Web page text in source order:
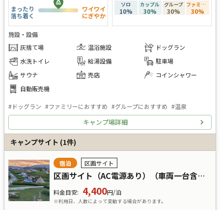
まったり
落ち着く
ワイワイ
にぎやか
ソロ
10%
カップル
30%
グループ
30%
ファミリー
30%
施設・設備
灰捨て場
温浴施設
ドッグラン
水洗トイレ
給湯設備
駐車場
サウナ
売店
コインシャワー
自動販売機
#ドッグラン #ファミリーにおすすめ #グループにおすすめ #温泉
キャンプ場詳細
キャンプサイト (1件)
宿泊 区画サイト
区画サイト（AC電源あり）（車両一台含む）ペット不可・キャンピングカー5Mまで可：E-1～E-6
料金目安: 4,400円/泊
※利用日、人数によって変動する場合があります。